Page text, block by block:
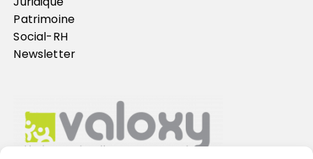
Patrimoine
Social-RH
Newsletter